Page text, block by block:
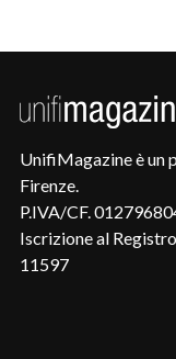
UnifiMagazine è un
Firenze.
P.IVA/CF.
Iscrizione al
11597